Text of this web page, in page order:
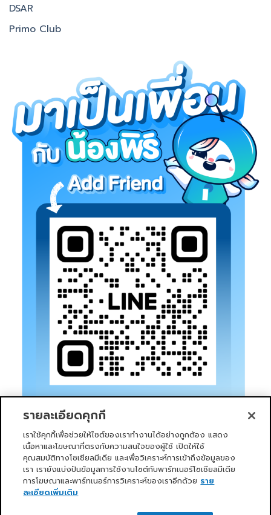
DSAR
Primo Club
หน้าแรก บริการของเรา ข่าวสารและกิจกรรม PRIMO CLUB
เกี่ยวกับเรา นักลงทุนสัมพันธ์
รายละเอียดคุกกี้
เราใช้คุกกี้เพื่อช่วยให้ไซต์ของเราทำงานได้อย่างถูกต้อง แสดง
เนื้อหาและโฆษณาที่ตรงกับความสนใจของผู้ใช้ เปิดให้ใช้
คุณสมบัติทางโซเชียลมีเดีย และเพื่อวิเคราะห์การเข้าถึงข้อมูลของ
เรา เรายังแบ่งปันข้อมูลการใช้งานไซต์กับพาร์ทเนอร์โซเชียลมีเดีย
การโฆษณาและพาร์ทเนอร์การวิเคราะห์ของเราอีกด้วย ราย
ละเอียดเพิ่มเติม